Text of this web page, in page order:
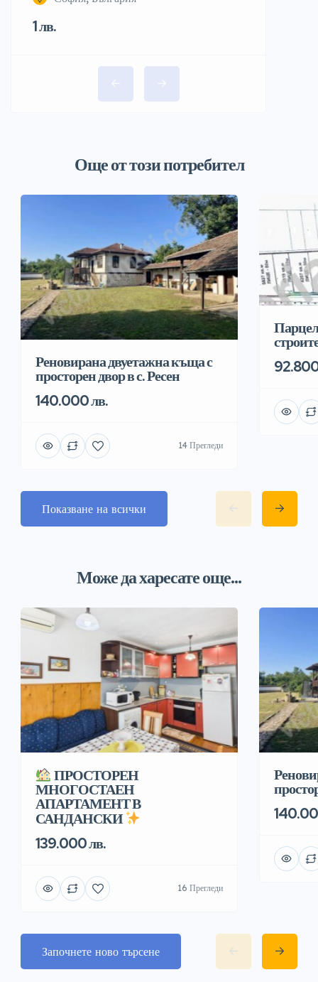
1 лв.
Още от този потребител
Реновирана двуетажна къща с
просторен двор в с. Ресен
140.000 лв.
14 Прегледи
Показване на всички
Може да харесате още...
ПРОСТОРЕН
МНОГОСТАЕН
АПАРТАМЕНТ В
САНДАНСКИ
139.000 лв.
16 Прегледи
Започнете ново търсене